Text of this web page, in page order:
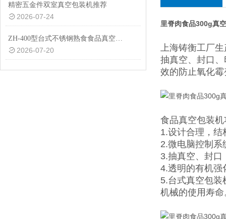
精密五金件双室真空包装机推荐
2026-07-24
ZH-400型台式不锈钢熟食食品真空包装机设备
2026-07-20
里脊肉食品300g真
上海铸衡工厂
抽真空、封口
效的防止氧化
食品真空包装
1.设计合理，结
2.微电脑控制系
3.抽真空、封口
4.透明的有机强
5.台式真空包装
机械的使用寿命